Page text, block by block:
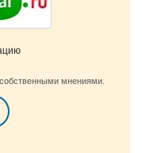
мнениями.